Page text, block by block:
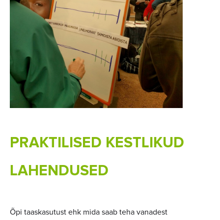
PRAKTILISED KESTLIKUD
LAHENDUSED
Õpi taaskasutust ehk mida saab teha vanadest